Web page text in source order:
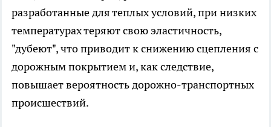
разработанные для теплых условий, при низких
температурах теряют свою эластичность,
"дубеют", что приводит к снижению сцепления с
дорожным покрытием и, как следствие,
повышает вероятность дорожно-транспортных
происшествий.